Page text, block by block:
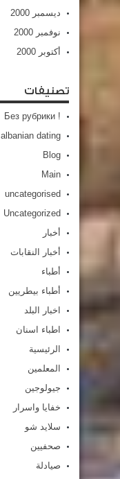
ديسمبر 2000
نوفمبر 2000
أكتوبر 2000
تصنيفات
! Без рубрики
albanian dating
Blog
Main
uncategorised
Uncategorized
أخبار
أخبار النقابات
أطباء
أطباء بيطريين
اخبار البلد
اطباء اسنان
الرئيسية
المعلمين
جيولوجين
خفايا واسرار
سلايد شو
صحفيين
صيادلة